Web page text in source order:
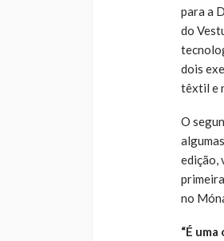
para a
do
dois
têxtil e
O
edição,
no
“É